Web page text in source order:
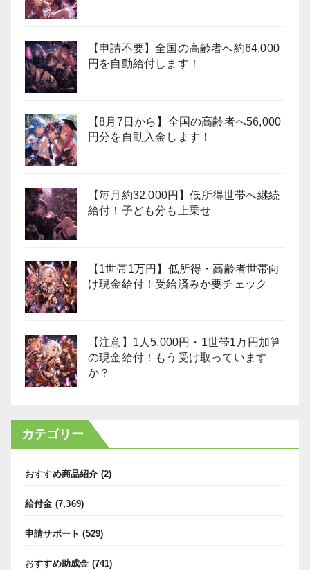
【申請不要】全国の高齢者へ約64,000
円を自動給付します！
【8月7日から】全国の高齢者へ56,000
円分を自動入金します！
【毎月約32,000円】低所得世帯へ継続
給付！子ども分も上乗せ
【1世帯1万円】低所得・高齢者世帯向
け現金給付！受給済みか要チェック
【注意】1人5,000円・1世帯1万円加算
の現金給付！もう受け取っています
か？
カテゴリー
おすすめ商品紹介 (2)
給付金 (7,369)
申請サポート (529)
おすすめ助成金 (741)